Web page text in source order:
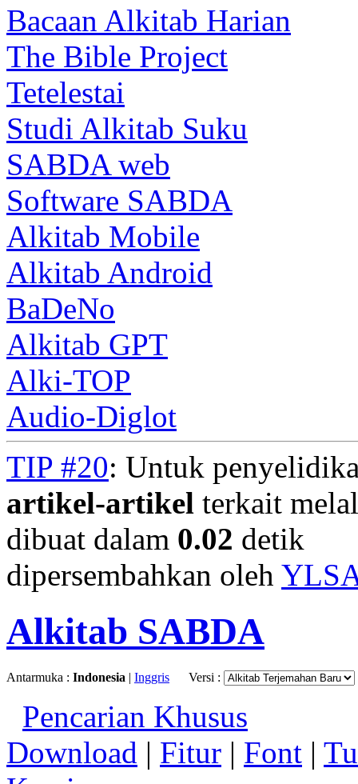
Bacaan Alkitab Harian
The Bible Project
Tetelestai
Studi Alkitab Suku
SABDA web
Software SABDA
Alkitab Mobile
Alkitab Android
BaDeNo
Alkitab GPT
Alki-TOP
Audio-Diglot
TIP #20: Untuk
artikel-artikel terkait
dibuat dalam 0.02 detik
dipersembahkan oleh
Alkitab SABDA
Antarmuka : Indonesia | Inggris Versi :
Pencarian Khusus
Download | Fitur | Font |